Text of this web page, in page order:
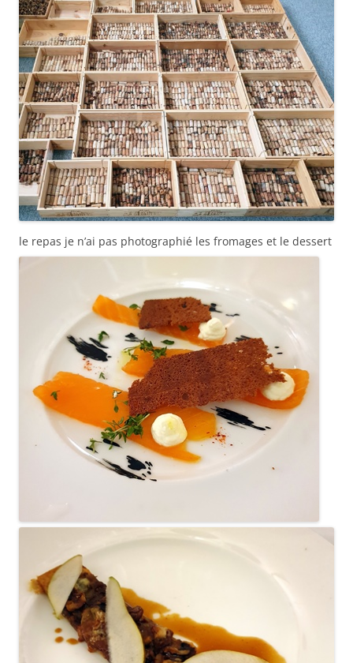
le repas je n’ai pas photographié les fromages et le dessert